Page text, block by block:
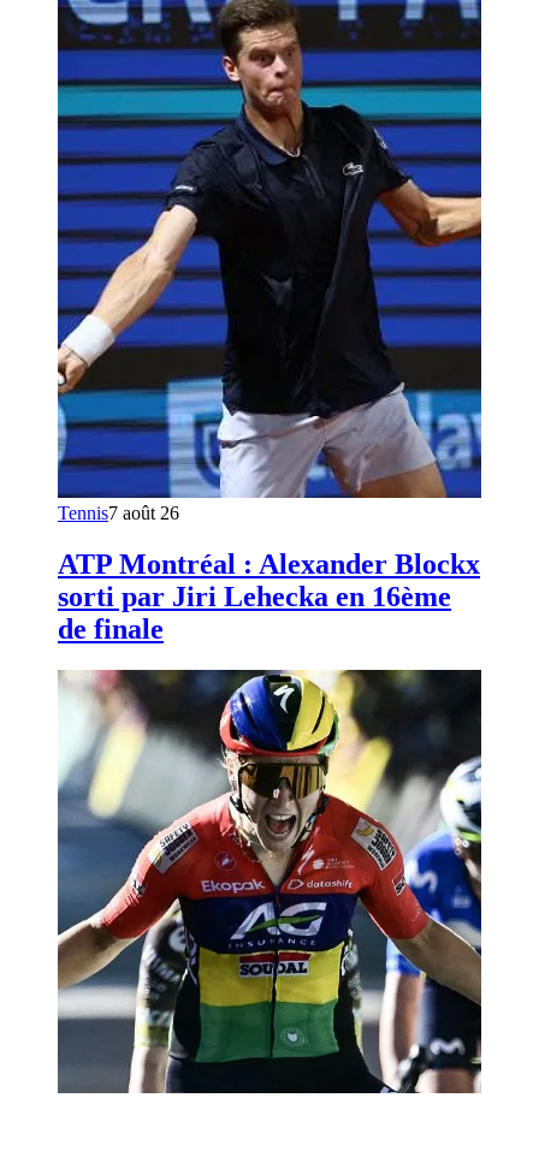
Tennis7 août 26
ATP Montréal : Alexander Blockx
sorti par Jiri Lehecka en 16ème
de finale